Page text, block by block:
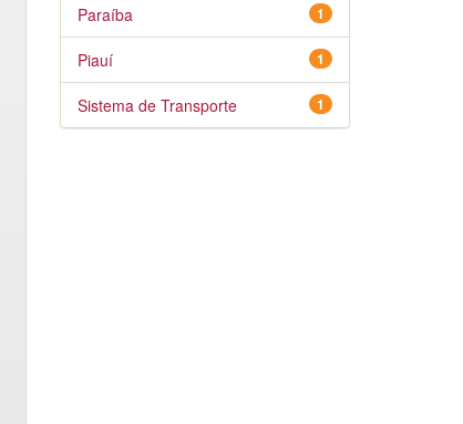
1
Paraíba
1
Piauí
1
Sistema de Transporte